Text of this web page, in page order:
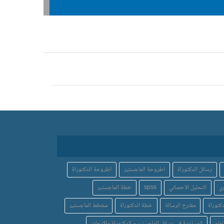
رسائل الدكتوراة اطروحة الماجستير
اطروحة الدكتوراة
التحليل الاحصائي spss
خطة الماجستير
مقترح الرسالة خطة الدكتوراة
مخطط الماجستير